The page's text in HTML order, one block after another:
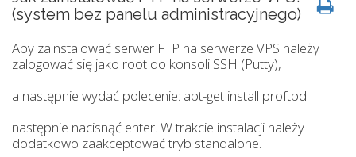
(system bez panelu administracyjnego)
Aby zainstalować serwer FTP na serwerze VPS należy
zalogować się jako root do konsoli SSH (Putty),
a następnie wydać polecenie: apt-get install proftpd
następnie nacisnąć enter. W trakcie instalacji należy
dodatkowo zaakceptować tryb standalone.